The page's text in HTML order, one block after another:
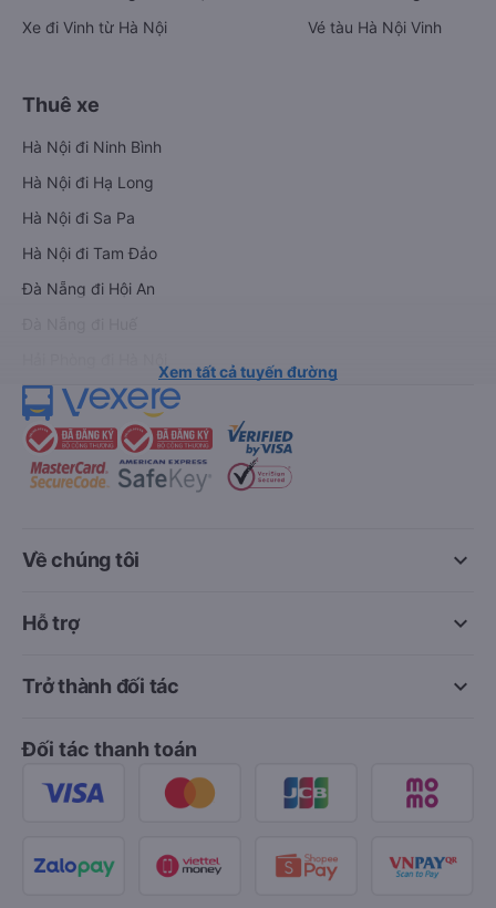
Xe đi Vinh từ Hà Nội
Vé tàu Hà Nội Vinh
Thuê xe
Hà Nội đi Ninh Bình
Hà Nội đi Hạ Long
Hà Nội đi Sa Pa
Hà Nội đi Tam Đảo
Đà Nẵng đi Hội An
Xem tất cả tuyến đường
keyboard_arrow_down
Về chúng tôi
keyboard_arrow_down
Hỗ trợ
keyboard_arrow_down
Trở thành đối tác
Đối tác thanh toán